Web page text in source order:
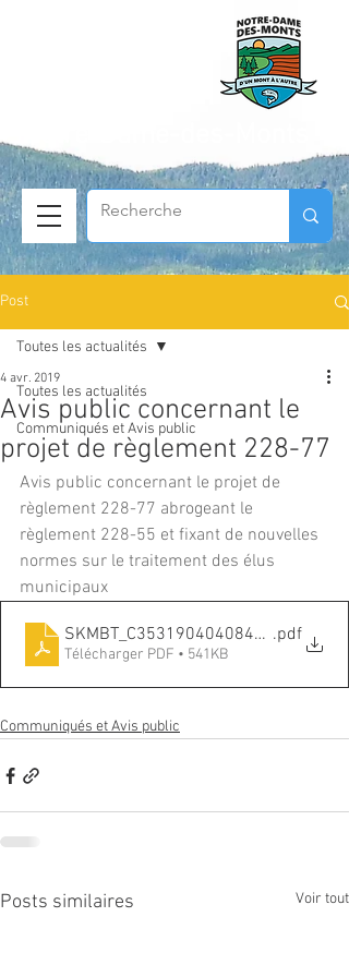
Post
Toutes les actualités
Communiqués et Avis public
Toutes les actualités
Avis public concernant le
projet de règlement 228-77
4 avr. 2019
Avis public concernant le projet de
règlement 228-77 abrogeant le
règlement 228-55 et fixant de nouvelles
normes sur le traitement des élus
municipaux
SKMBT_C35319040408460 .pdf
Télécharger PDF • 541KB
Communiqués et Avis public
Posts similaires Voir tout